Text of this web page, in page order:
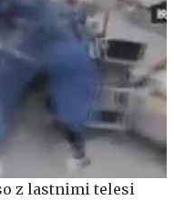
z lastnimi telesi